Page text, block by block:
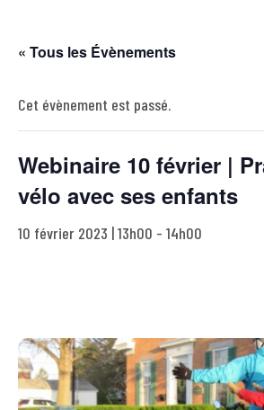
« Tous les Évènements
Cet évènement est passé.
Webinaire 10 février |
vélo avec ses enfants
10 février 2023 | 13h00 - 14h00